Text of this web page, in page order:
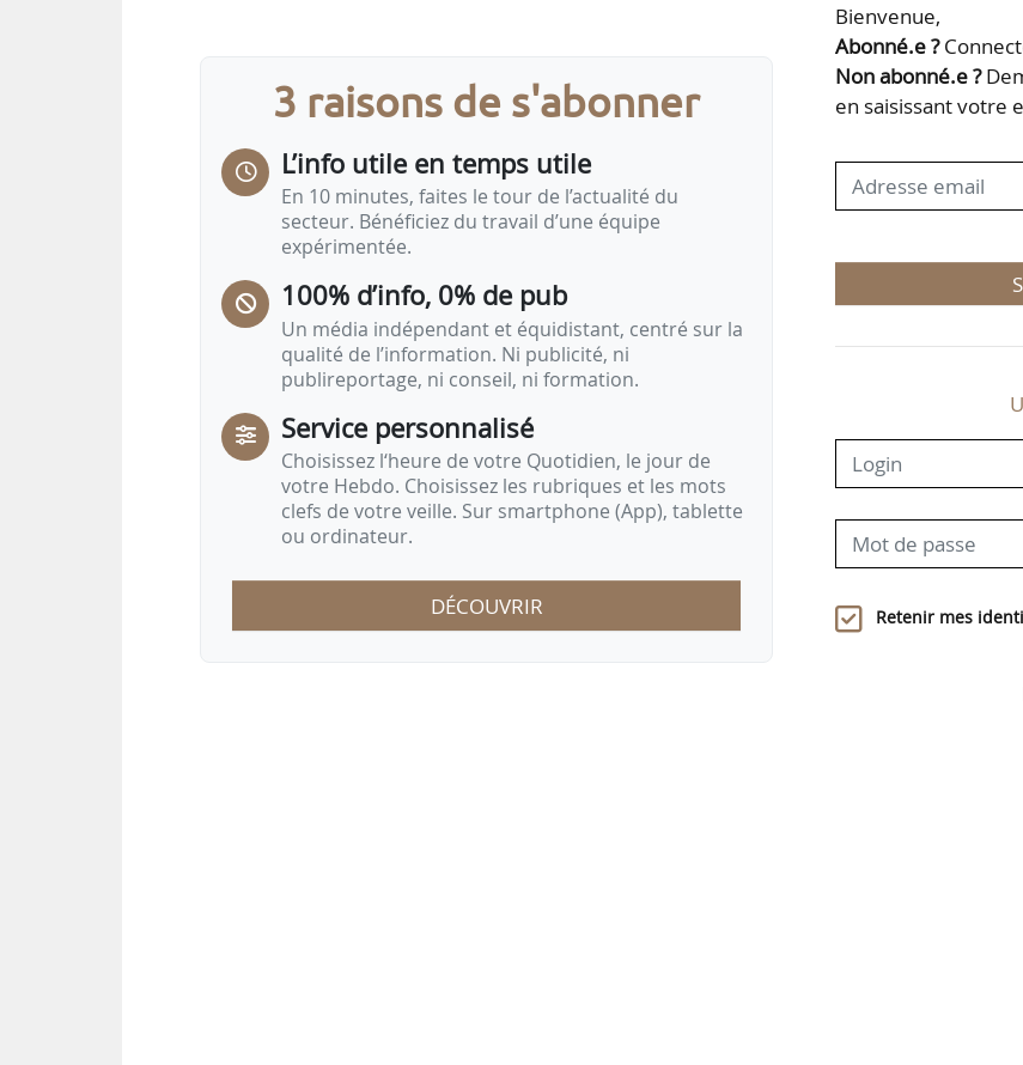
La FNPL organisait ses assises les 03 et 04/12/2025, à Saint-Malo. Alors
3 raisons de s'abonner
L’info utile en temps utile
En 10 minutes, faites le tour de l’actualité du
secteur. Bénéficiez du travail d’une équipe
expérimentée.
100% d’info, 0% de pub
Un média indépendant et équidistant, centré sur la
qualité de l’information. Ni publicité, ni
publireportage, ni conseil, ni formation.
Service personnalisé
Choisissez l‘heure de votre Quotidien, le jour de
votre Hebdo. Choisissez les rubriques et les mots
clefs de votre veille. Sur smartphone (App), tablette
ou ordinateur.
DÉCOUVRIR
Bienvenue,
Abonné.e ?
Non abonné.e ?
en saisissant votre
Retenir mes